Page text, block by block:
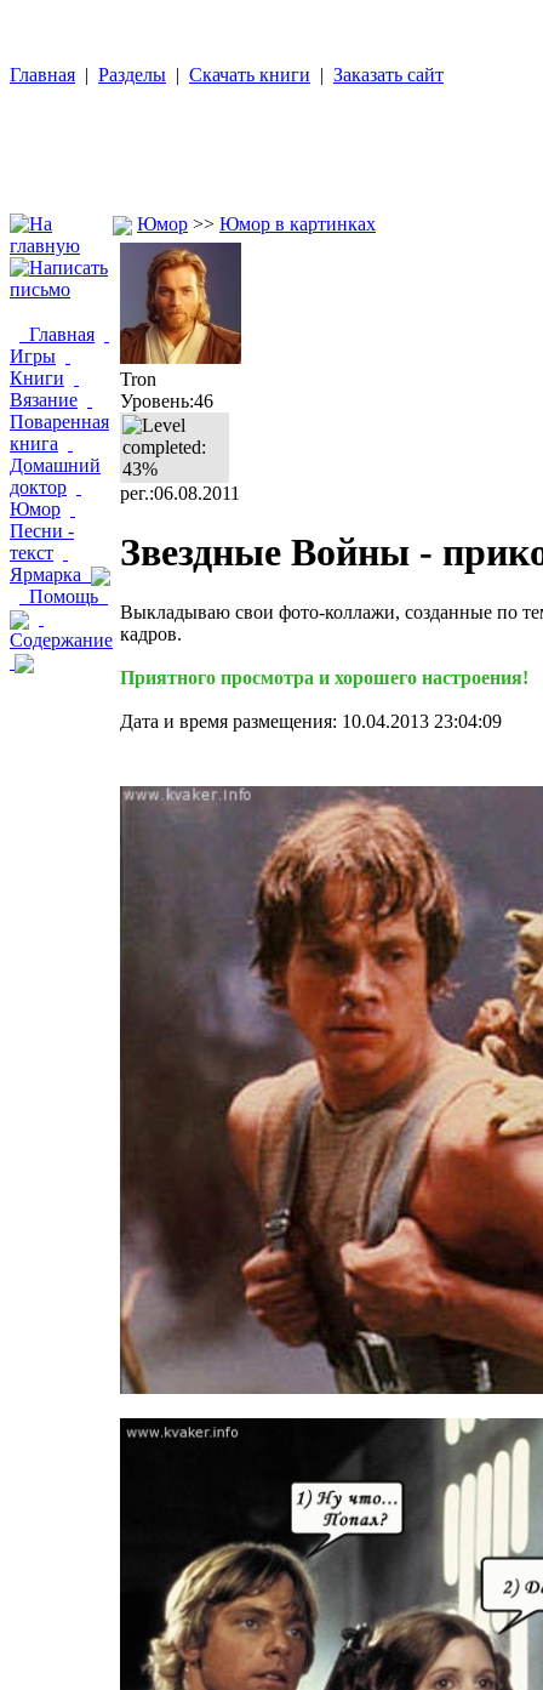
Главная | Разделы | Скачать книги | Заказать сайт
Главная
Игры
Книги
Вязание
Поваренная
книга
Домашний
доктор
Юмор
Песни -
текст
Ярмарка
Помощь
Содержание
Юмор >> Юмор в картинках
Tron
Уровень:46
рег.:06.08.2011
Звездные Войны -
Выкладываю свои фото-коллажи, созданные по
кадров.
Приятного просмотра и хорошего настроения!
Дата и время размещения: 10.04.2013 23:04:09